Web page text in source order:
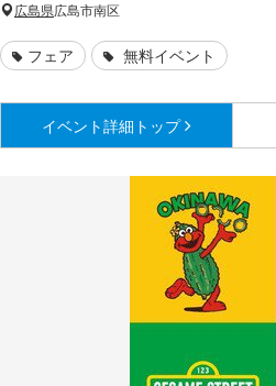
広島県広島市南区
フェア 無料イベント
イベント詳細 トップ